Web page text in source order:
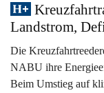
Landstrom,
Die
NABU ihre
Beim Umstieg auf